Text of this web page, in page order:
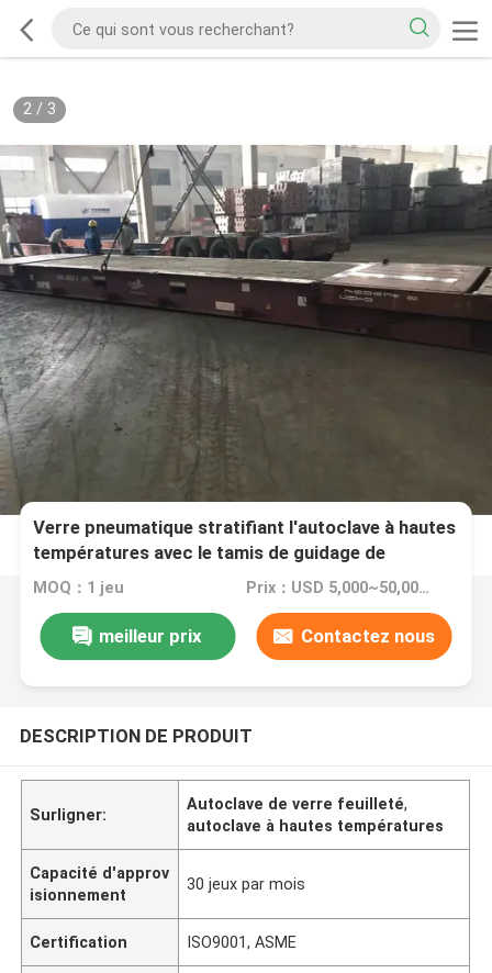
2/ 3
Verre pneumatique stratifiant l'autoclave à hautes
températures avec le tamis de guidage de
cannelure de système de contrôle et de vent de
MOQ：1 jeu Prix：USD 5,000~50,000 set
meilleur prix Contactez nous
DESCRIPTION DE PRODUIT
Surligner:
Autoclave de verre feuilleté,
autoclave à hautes températures
Capacité d'approv
isionnement
30 jeux par mois
Certification ISO9001, ASME